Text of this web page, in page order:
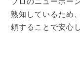
熟知しているため
頼することで安心